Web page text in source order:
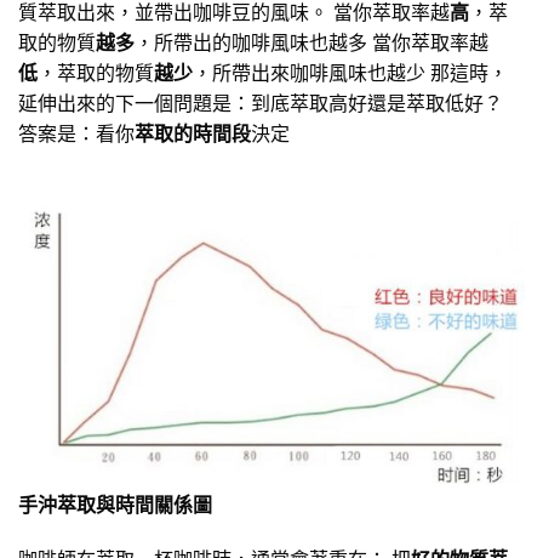
質萃取出來，並帶出咖啡豆的風味。 當你萃取率越高 ，萃
取的物質越多 ，所帶出的咖啡風味也越多 當你萃取率越
低 ，萃取的物質越少 ，所帶出來咖啡風味也越少 那這時，
延伸出來的下一個問題是：到底萃取高好還是萃取低好？
答案是：看你萃取的時間段決定
手沖萃取與時間關係圖